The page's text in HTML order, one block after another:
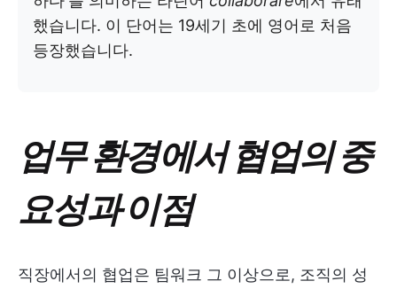
했습니다. 이 단어는 19세기 초에 영어로 처음
등장했습니다.
업무 환경에서 협업의 중
요성과 이점
직장에서의 협업은 팀워크 그 이상으로, 조직의 성